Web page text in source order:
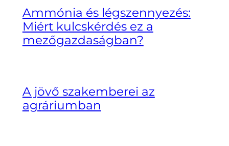
Ammónia és légszennyezés:
Miért kulcskérdés ez a
mezőgazdaságban?
A jövő szakemberei az
agráriumban